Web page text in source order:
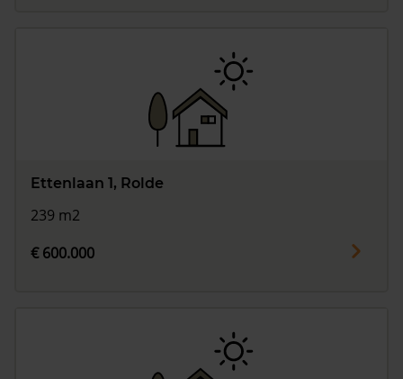
Ettenlaan 1, Rolde
239 m2
€ 600.000